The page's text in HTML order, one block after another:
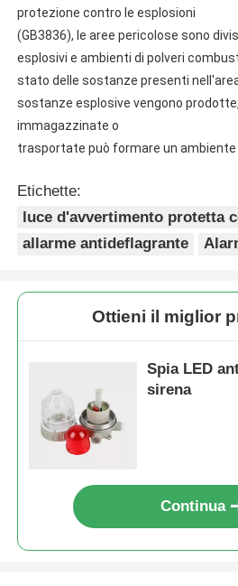
protezione contro le esplosioni
(GB3836), le aree pericolose sono
esplosivi e ambienti di polveri
stato delle sostanze presenti
sostanze esplosive vengono
immagazzinate o
trasportate può formare un ambiente
Etichette:
luce d'avvertimento protetta
allarme antideflagrante
Ottieni il miglior
Spia LED
sirena
Continua